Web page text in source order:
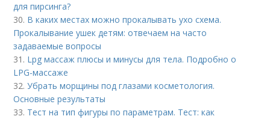
для пирсинга?
30. В каких местах можно прокалывать ухо схема.
Прокалывание ушек детям: отвечаем на часто
задаваемые вопросы
31. Lpg массаж плюсы и минусы для тела. Подробно о
LPG-массаже
32.Убрать морщины под глазами косметология.
Основные результаты
33. Тест на тип фигуры по параметрам. Тест: как